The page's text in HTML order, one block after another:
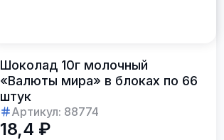
Шоколад 10г молочный
«Валюты мира» в блоках по 66
штук
Артикул: 88774
18,4 ₽